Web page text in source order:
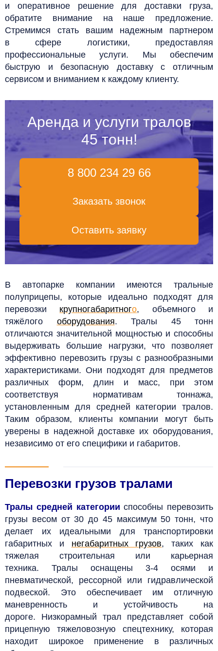
и оперативное решение для доставки груза,
обратите внимание на наше предложение.
Стремимся стать вашим надежным партнером
в сфере логистики, предоставляя
профессиональные услуги. Мы обеспечим
быструю и безопасную доставку с отличным
сервисом и вниманием к каждому клиенту.
Аренда и услуги тралов
45 тонн!
8 800 234 29 66
Заказать звонок
Оставить заявку
В автопарке компании имеются тральные
полуприцепы, которые идеально подходят для
перевозки крупногабаритного, объемного и
тяжёлого оборудования. Тралы 45 тонн
отличаются значительной мощностью и способны
выдерживать большие нагрузки, что позволяет
эффективно перевозить грузы с разнообразными
характеристиками. Они подходят для предметов
различных форм, длин и масс, при этом
соответствуя нормативам тоннажа,
установленным для средней категории тралов.
Таким образом, клиенты компании могут быть
уверены в надежной доставке их оборудования,
независимо от его специфики и габаритов.
Перевозки грузов тралами
Тралы средней категорииспособны перевозить
грузы весом от 30 до 45 максимум 50 тонн, что
делает их идеальными для транспортировки
габаритных и негабаритных грузов, таких как
тяжелая строительная или карьерная
техника. Тралы оснащены 3-4 осями и
пневматической, рессорной или гидравлической
подвеской. Это обеспечивает им отличную
маневренность и устойчивость на
дороге. Низкорамный трал представляет собой
прицепную тяжеловозную спецтехнику, которая
находит широкое применение в различных